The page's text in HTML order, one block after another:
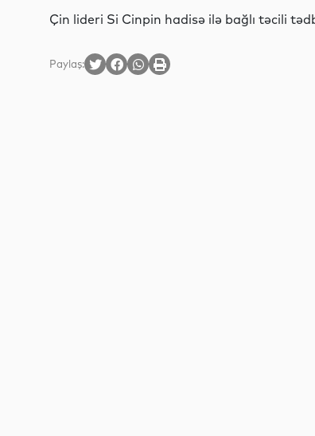
Çin lideri Si Cinpin hadisə ilə bağlı təcili
Paylaş: